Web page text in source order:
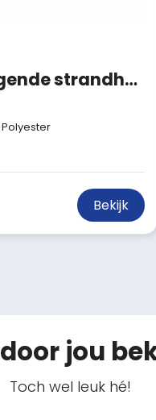
Sneldrogende strandhanddoek met custom-made print en tas
Bekijk
jou
Toch wel leuk hé!